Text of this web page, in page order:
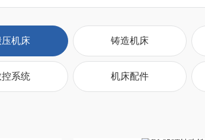
压机床 铸造机床
控系统 机床配件